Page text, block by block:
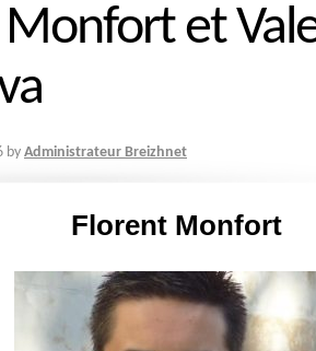
et
by Administrateur Breizhnet
Florent Monfort